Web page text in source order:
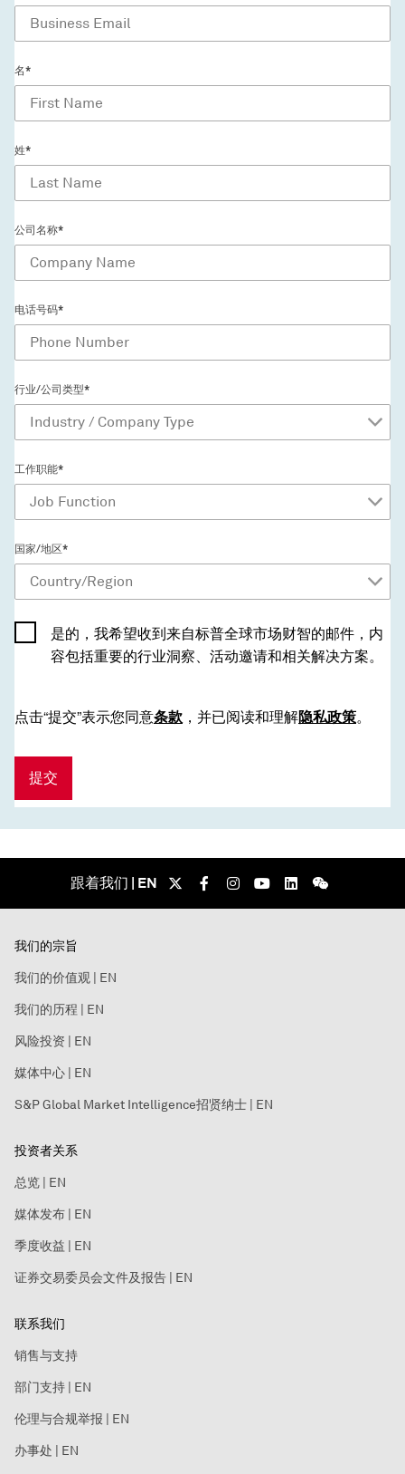
名*
姓*
公司名称*
电话号码*
行业/公司类型*
工作职能*
国家/地区*
是的，我希望收到来自标普全球市场财智的邮件，内
容包括重要的行业洞察、活动邀请和相关解决方案。
点击“提交”表示您同意条款 ，并已阅读和理解隐私政策。
提交
跟着我们 | EN
我们的宗旨
我们的价值观 | EN
我们的历程 | EN
风险投资 | EN
媒体中心 | EN
S&P Global Market Intelligence招贤纳士 | EN
投资者关系
总览 | EN
媒体发布 | EN
季度收益 | EN
证券交易委员会文件及报告 | EN
联系我们
销售与支持
部门支持 | EN
伦理与合规举报 | EN
办事处 | EN